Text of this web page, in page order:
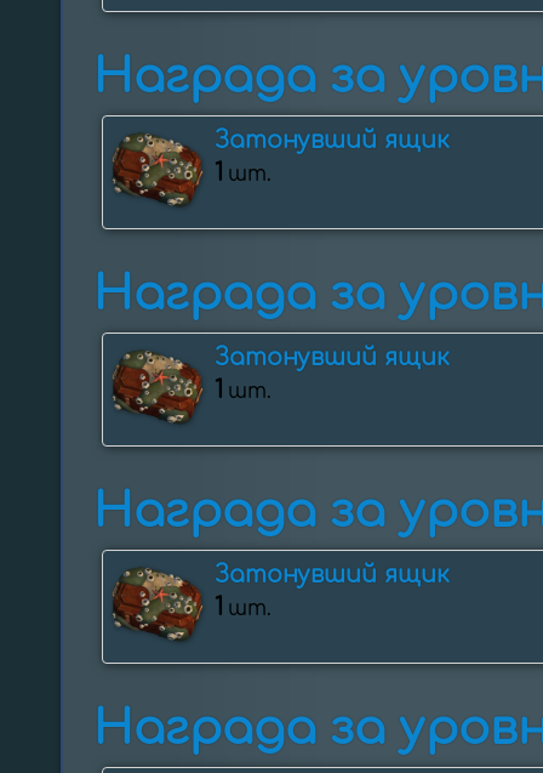
Награда за
Затонувший ящик
1 шт.
Награда за
Затонувший ящик
1 шт.
Награда за
Затонувший ящик
1 шт.
Награда за